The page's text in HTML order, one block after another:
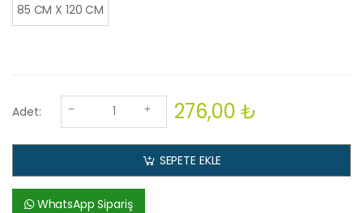
85 CM X 120 CM
Adet: 276,00 ₺
SEPETE EKLE
WhatsApp Sipariş